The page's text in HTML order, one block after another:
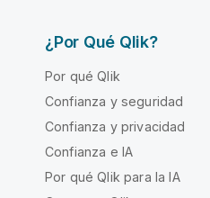
¿Por Qué Qlik?
Por qué Qlik
Confianza y seguridad
Confianza y privacidad
Confianza e IA
Por qué Qlik para la IA